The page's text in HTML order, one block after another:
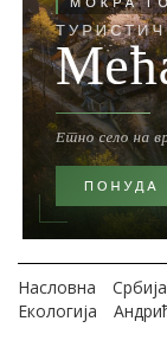
Насловна Србија
Екологија